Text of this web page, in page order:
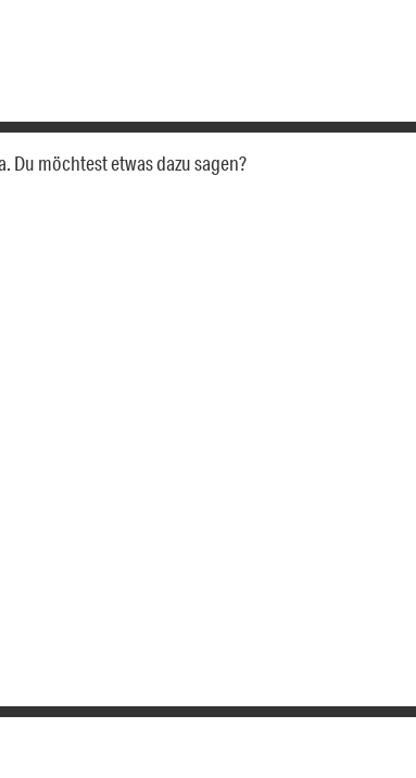
Du möchtest etwas dazu sagen?